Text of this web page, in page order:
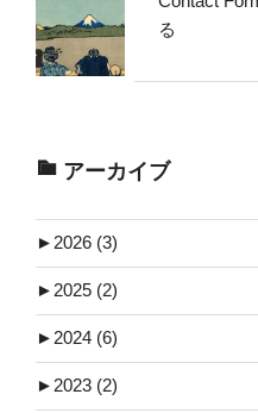
る
アーカイブ
► 2026 (3)
► 2025 (2)
► 2024 (6)
► 2023 (2)